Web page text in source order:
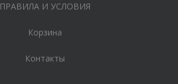
ПРАВИЛА И УСЛОВИЯ
Корзина
Контакты